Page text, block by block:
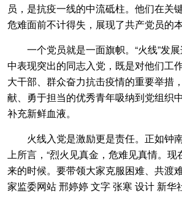
员，是抗疫一线的中流砥柱。他们在关
危难面前不计得失，展现了共产党员的本
一个党员就是一面旗帜。“火线”发展
中表现突出的同志入党，既是对他们工
大干部、群众奋力抗击疫情的重要举措
献、勇于担当的优秀青年吸纳到党组织
补充新鲜血液。
火线入党是激励更是责任。正如钟
上所言，“烈火见真金，危难见真情。现
来的时候。要带领大家克服困难、共渡
家监委网站 邢婷婷 文字 张寒 设计 新华